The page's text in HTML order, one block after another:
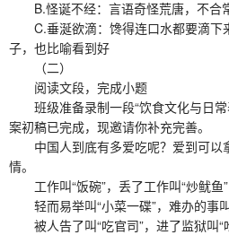
B.怪诞不经：言语奇怪荒唐，不合常
C.垂涎欲滴：馋得连口水都要滴下
子，也比喻看到好
（二）
阅读文段，完成小题
班级准备录制一段“饮食文化与日常
案初稿已完成，现邀请你补充完善。
中国人到底有多爱吃呢？爱到可以
情。
工作叫“饭碗”，丢了工作叫“炒鱿鱼
轻而易举叫“小菜一碟”，难办的事
被人告了叫“吃官司”，进了监狱叫“